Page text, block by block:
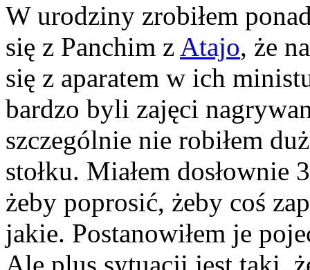
W urodziny zrobiłem
się z Panchim z Atajo, że
się z aparatem w ich
bardzo byli zajęci
szczególnie nie robiłem
stołku. Miałem
żeby poprosić, żeby coś
jakie. Postanowiłem je